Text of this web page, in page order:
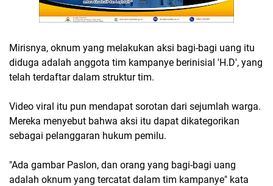
Mirisnya, oknum yang melakukan aksi bagi-bagi uang itu
diduga adalah anggota tim kampanye berinisial 'H.D', yang
telah terdaftar dalam struktur tim.
Video viral itu pun mendapat sorotan dari sejumlah warga.
Mereka menyebut bahwa aksi itu dapat dikategorikan
sebagai pelanggaran hukum pemilu.
"Ada gambar Paslon, dan orang yang bagi-bagi uang
adalah oknum yang tercatat dalam tim kampanye" kata